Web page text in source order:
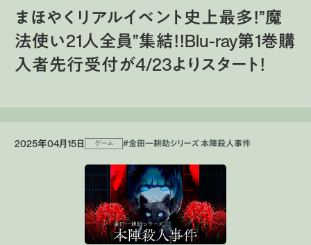
まほやくリアルイベント史上最多！”魔
法使い21人全員”集結！！Blu-ray第1巻購
入者先行受付が4/23よりスタート！
2025年04月15日 ゲーム #金田一耕助シリーズ 本陣殺人事件